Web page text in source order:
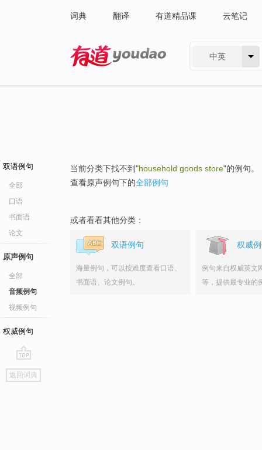
词典 翻译 有道精品课 云笔记
中英
双语例句
全部
口语
书面语
论文
原声例句
全部
音频例句
视频例句
权威例句
go
top
返回词典
当前分类下找不到"household goods store"的例句。
查看原声例句下的全部例句
或者看看其他分类：
双语例句
海量例句，可以按难度查看口语、
书面语、论文例句。
权威
例句来自权威英文
等，提供最专业的